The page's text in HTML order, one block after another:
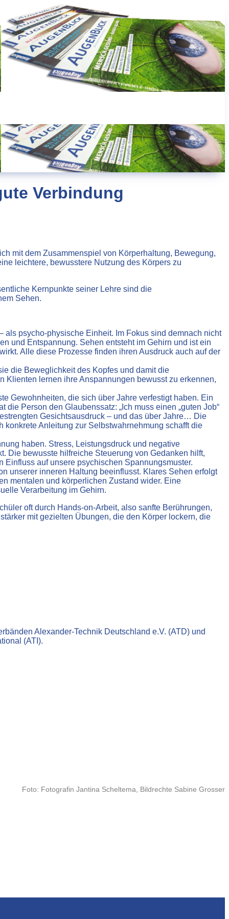
Verbindung
mit dem Zusammenspiel von Körperhaltung, Bewegung,
leichtere, bewusstere Nutzung des Körpers zu
Kernpunkte seiner Lehre sind die
Sehen.
psycho-physische Einheit. Im Fokus sind demnach nicht
und Entspannung. Sehen entsteht im Gehirn und ist ein
Alle diese Prozesse finden ihren Ausdruck auch auf der
die Beweglichkeit des Kopfes und damit die
Klienten lernen ihre Anspannungen bewusst zu erkennen,
Gewohnheiten, die sich über Jahre verfestigt haben. Ein
Person den Glaubenssatz: „Ich muss einen „guten Job“
Gesichtsausdruck – und das über Jahre… Die
Anleitung zur Selbstwahrnehmung schafft die
haben. Stress, Leistungsdruck und negative
Die bewusste hilfreiche Steuerung von Gedanken hilft,
auf unsere psychischen Spannungsmuster.
unserer inneren Haltung beeinflusst. Klares Sehen erfolgt
mentalen und körperlichen Zustand wider. Eine
Verarbeitung im Gehirn.
oft durch Hands-on-Arbeit, also sanfte Berührungen,
mit gezielten Übungen, die den Körper lockern, die
Alexander-Technik Deutschland e.V. (ATD) und
(ATI).
Foto: Fotografin Jantina Scheltema, Bildrechte Sabine Grosser